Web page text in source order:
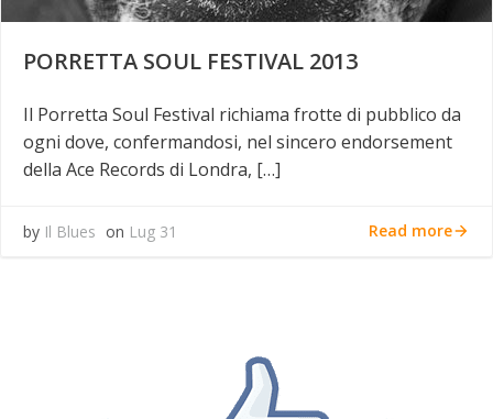
PORRETTA SOUL FESTIVAL 2013
Il Porretta Soul Festival richiama frotte di pubblico da
ogni dove, confermandosi, nel sincero endorsement
della Ace Records di Londra, […]
by Il Blues on Lug 31 Read more